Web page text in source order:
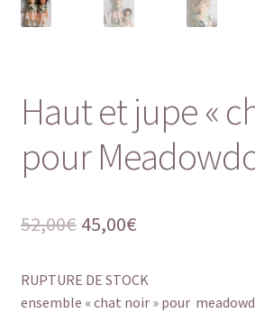
Haut et jupe «
pour
52,00€ Le
initial
45,00€Le
actuel
RUPTURE DE STOCK
ensemble « chat noir » pour